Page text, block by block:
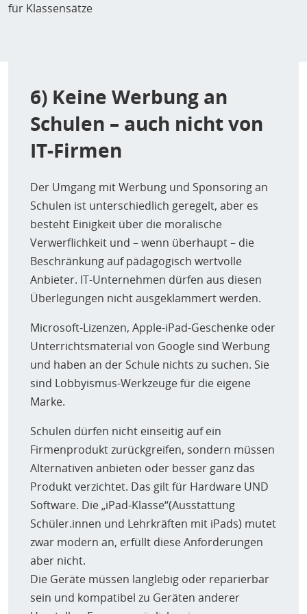
für Klassensätze
6) Keine Werbung an
Schulen – auch nicht von
IT-Firmen
Der Umgang mit Werbung und Sponsoring an
Schulen ist unterschiedlich geregelt, aber es
besteht Einigkeit über die moralische
Verwerflichkeit und – wenn überhaupt – die
Beschränkung auf pädagogisch wertvolle
Anbieter. IT-Unternehmen dürfen aus diesen
Überlegungen nicht ausgeklammert werden.
Microsoft-Lizenzen, Apple-iPad-Geschenke oder
Unterrichtsmaterial von Google sind Werbung
und haben an der Schule nichts zu suchen. Sie
sind Lobbyismus-Werkzeuge für die eigene
Marke.
Schulen dürfen nicht einseitig auf ein
Firmenprodukt zurückgreifen, sondern müssen
Alternativen anbieten oder besser ganz das
Produkt verzichtet. Das gilt für Hardware UND
Software. Die „iPad-Klasse“(Ausstattung
Schüler.innen und Lehrkräften mit iPads) mutet
zwar modern an, erfüllt diese Anforderungen
aber nicht.
Die Geräte müssen langlebig oder reparierbar
sein und kompatibel zu Geräten anderer